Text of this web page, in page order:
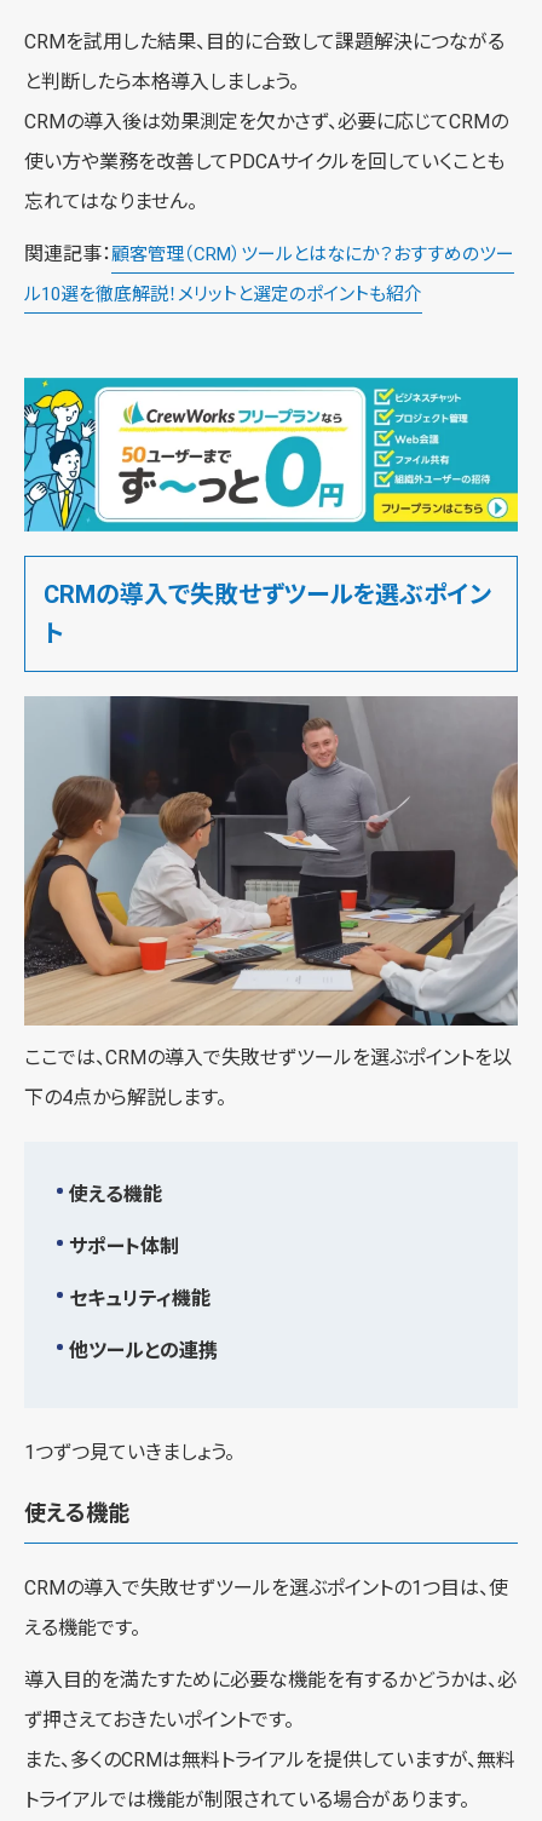
CRMを試用した結果、目的に合致して課題解決につながる
と判断したら本格導入しましょう。
CRMの導入後は効果測定を欠かさず、必要に応じてCRMの
使い方や業務を改善してPDCAサイクルを回していくことも
忘れてはなりません。
関連記事：顧客管理（CRM）ツールとはなにか？おすすめのツー
ル10選を徹底解説！メリットと選定のポイントも紹介
CRMの導入で失敗せずツールを選ぶポイン
ト
ここでは、CRMの導入で失敗せずツールを選ぶポイントを以
下の4点から解説します。
使える機能
サポート体制
セキュリティ機能
他ツールとの連携
1つずつ見ていきましょう。
使える機能
CRMの導入で失敗せずツールを選ぶポイントの1つ目は、使
える機能です。
導入目的を満たすために必要な機能を有するかどうかは、必
ず押さえておきたいポイントです。
また、多くのCRMは無料トライアルを提供していますが、無料
トライアルでは機能が制限されている場合があります。